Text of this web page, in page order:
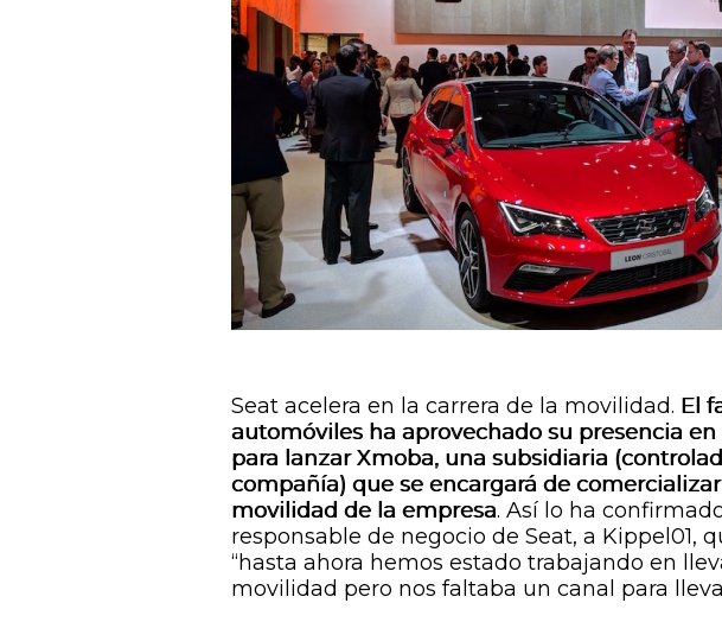
Seat acelera en la carrera de la movilidad. El
automóviles ha aprovechado su presencia
para lanzar Xmoba, una subsidiaria
compañía) que se encargará de
movilidad de la empresa. Así lo ha
responsable de negocio de Seat, a Kippel01,
“hasta ahora hemos estado trabajando en
movilidad pero nos faltaba un canal para